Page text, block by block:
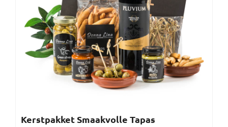
Kerstpakket Smaakvolle Tapas